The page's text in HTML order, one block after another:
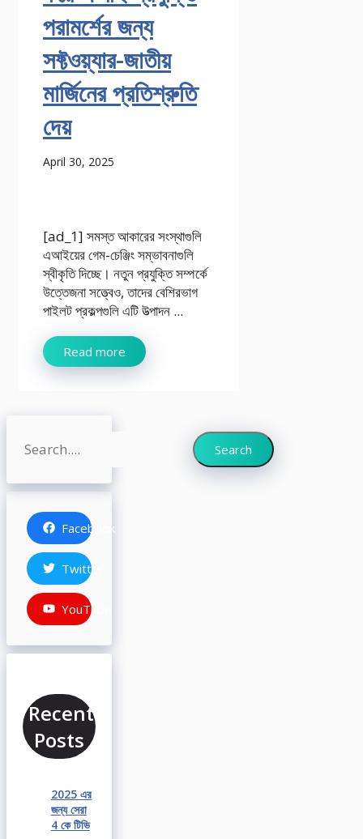
পরামর্শের জন্য
সফ্টওয়্যার-জাতীয়
মার্জিনের প্রতিশ্রুতি
দেয়
April 30, 2025
[ad_1] সমস্ত আকারের সংস্থাগুলি
এআইয়ের গেম-চেঞ্জিং সম্ভাবনাগুলি
স্বীকৃতি দিচ্ছে। নতুন প্রযুক্তি সম্পর্কে
উত্তেজনা সত্ত্বেও, তাদের বেশিরভাগ
পাইলট প্রকল্পগুলি এটি উত্পাদন ...
Read more
Search Search
Facebook
Twitter
YouTube
Recent
Posts
2025 এর
জন্য সেরা
4 কে টিভি